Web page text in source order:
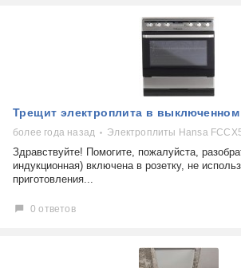
Трещит электроплита в выключенном
более года назад Электроплиты Hansa
Здравствуйте! Помогите, пожалуйста,
индукционная) включена в розетку, не
приготовления...
0 ответов